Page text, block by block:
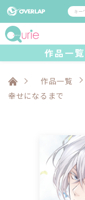
コミック
コミックガルド
コミッククリエ
LiQulle
コミックエッセイ
ポケットモンスター
アニメ
企業
作品一覧
作品一覧
幸せになるまで